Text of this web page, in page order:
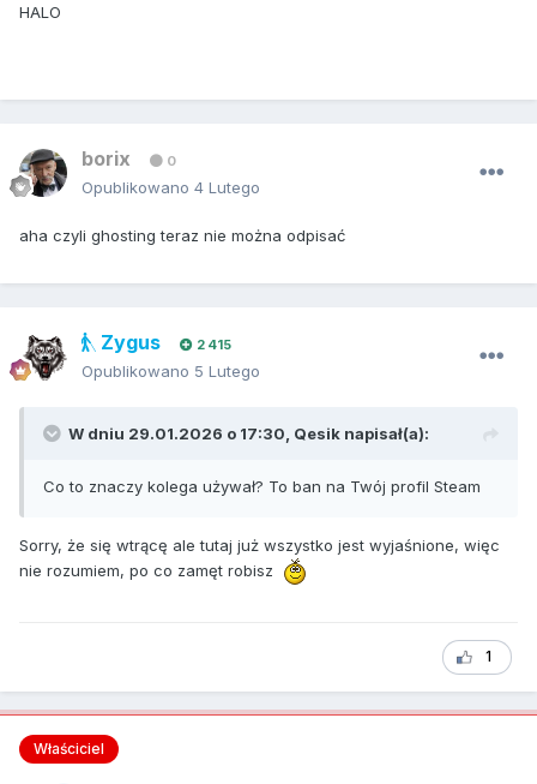
HALO
borix 0
Opublikowano 4 Lutego
aha czyli ghosting teraz nie można odpisać
Zygus 2 415
Opublikowano 5 Lutego
W dniu 29.01.2026 o 17:30, Qesik napisał(a):
Co to znaczy kolega używał? To ban na Twój profil Steam
Sorry, że się wtrącę ale tutaj już wszystko jest wyjaśnione, więc
nie rozumiem, po co zamęt robisz
1
Właściciel